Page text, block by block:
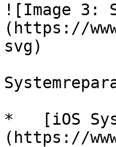
![Image 3:
(https://
svg)
*   [iOS
(https://